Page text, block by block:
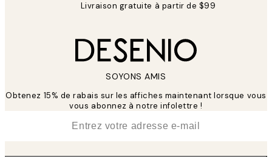
Livraison gratuite à partir de $99
SOYONS AMIS
Obtenez 15% de rabais sur les affiches maintenant lorsque vous
vous abonnez à notre infolettre !